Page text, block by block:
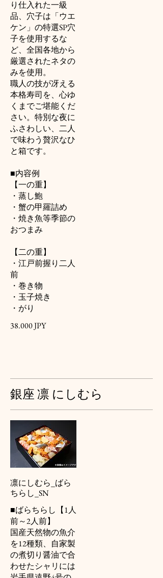
り仕入れた一級
品、穴子は「ウエ
ケン」の特選SP穴
子を使用するな
ど、全国各地から
厳選されたネタの
みを使用。
職人の技が冴える
本格寿司を、心ゆ
くまでご堪能くだ
さい。特別な夜に
ふさわしい、二人
で味わう贅沢なひ
と箱です。
■内容例
【一の重】
・蒸し鮑
・蟹の甲羅詰め
・焼き魚等季節の
おつまみ
【二の重】
・江戸前握り二人
前
・巻き物
・玉子焼き
・がり
38.000 JPY
銀座 凛 にしむら
凛にしむら_ばら
ちらし_SN
■ばらちらし【1人
前～2人前】
国産天然物の魚介
を12種類、自家製
の煮切り醤油で合
わせたシャリには